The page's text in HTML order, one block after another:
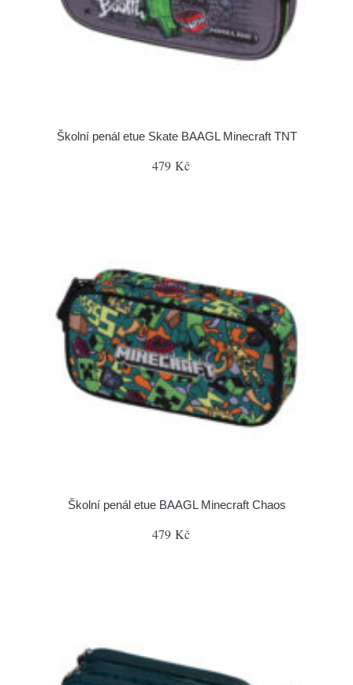
Školní penál etue Skate BAAGL Minecraft TNT
479 Kč
Školní penál etue BAAGL Minecraft Chaos
479 Kč